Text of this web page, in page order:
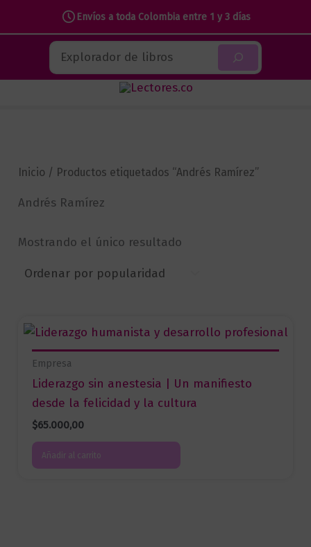
Envíos a toda Colombia entre 1 y 3 días
contenido
Buscar
Inicio / Productos etiquetados “Andrés Ramírez”
Andrés Ramírez
Mostrando el único resultado
Empresa
Liderazgo sin anestesia | Un manifiesto
desde la felicidad y la cultura
$65.000,00
Añadir al carrito